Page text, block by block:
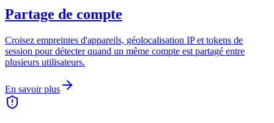
Partage de compte
Croisez empreintes d'appareils, géolocalisation IP et tokens de
session pour détecter quand un même compte est partagé entre
plusieurs utilisateurs.
En savoir plus